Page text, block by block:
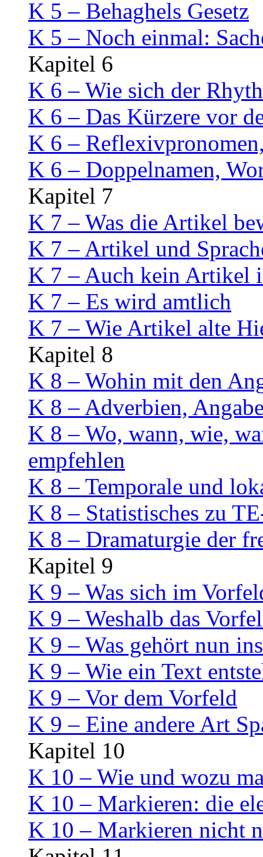
K 5 – Behaghels Gesetz
K 5 – Noch einmal:
Kapitel 6
K 6 – Wie sich der
K 6 – Das Kürzere vor
K 6 –
K 6 – Doppelnamen,
Kapitel 7
K 7 – Was die Artikel
K 7 – Artikel und
K 7 – Auch kein Artikel
K 7 – Es wird amtlich
K 7 – Wie Artikel alte
Kapitel 8
K 8 – Wohin mit den
K 8 – Adverbien,
K 8 – Wo, wann, wie,
empfehlen
K 8 – Temporale und
K 8 – Statistisches zu
K 8 – Dramaturgie der
Kapitel 9
K 9 – Was sich im
K 9 – Weshalb das
K 9 – Was gehört nun
K 9 – Wie ein Text
K 9 – Vor dem Vorfeld
K 9 – Eine andere Art
Kapitel 10
K 10 – Wie und wozu
K 10 – Markieren: die
K 10 – Markieren nicht